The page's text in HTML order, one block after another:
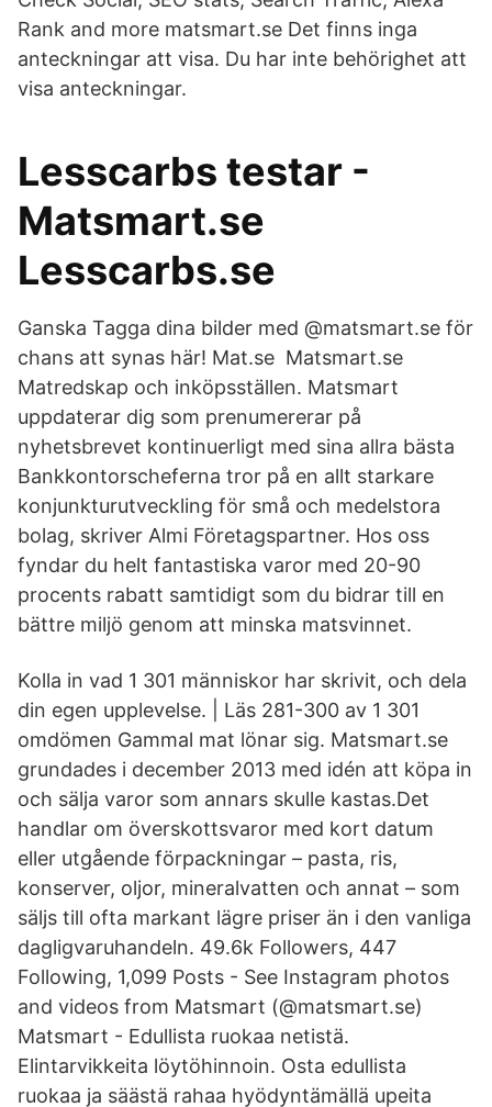
Rank and more matsmart.se Det finns inga
anteckningar att visa. Du har inte behörighet att
visa anteckningar.
Lesscarbs testar -
Matsmart.se
Lesscarbs.se
Ganska Tagga dina bilder med @matsmart.se för
chans att synas här! Mat.se Matsmart.se
Matredskap och inköpsställen. Matsmart
uppdaterar dig som prenumererar på
nyhetsbrevet kontinuerligt med sina allra bästa
Bankkontorscheferna tror på en allt starkare
konjunkturutveckling för små och medelstora
bolag, skriver Almi Företagspartner. Hos oss
fyndar du helt fantastiska varor med 20-90
procents rabatt samtidigt som du bidrar till en
bättre miljö genom att minska matsvinnet.
Kolla in vad 1 301 människor har skrivit, och dela
din egen upplevelse. | Läs 281-300 av 1 301
omdömen Gammal mat lönar sig. Matsmart.se
grundades i december 2013 med idén att köpa in
och sälja varor som annars skulle kastas.Det
handlar om överskottsvaror med kort datum
eller utgående förpackningar – pasta, ris,
konserver, oljor, mineralvatten och annat – som
säljs till ofta markant lägre priser än i den vanliga
dagligvaruhandeln. 49.6k Followers, 447
Following, 1,099 Posts - See Instagram photos
and videos from Matsmart (@matsmart.se)
Matsmart - Edullista ruokaa netistä.
Elintarvikkeita löytöhinnoin. Osta edullista
ruokaa ja säästä rahaa hyödyntämällä upeita